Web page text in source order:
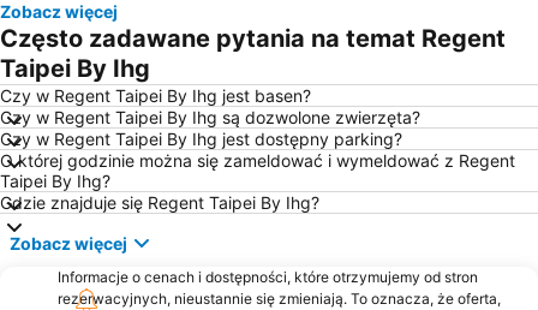
Zobacz więcej
Często zadawane pytania na temat Regent
Taipei By Ihg
Czy w Regent Taipei By Ihg jest basen?
Czy w Regent Taipei By Ihg są dozwolone zwierzęta?
Czy w Regent Taipei By Ihg jest dostępny parking?
O której godzinie można się zameldować i wymeldować z Regent
Taipei By Ihg?
Gdzie znajduje się Regent Taipei By Ihg?
Zobacz więcej
Informacje o cenach i dostępności, które otrzymujemy od stron
rezerwacyjnych, nieustannie się zmieniają. To oznacza, że oferta,